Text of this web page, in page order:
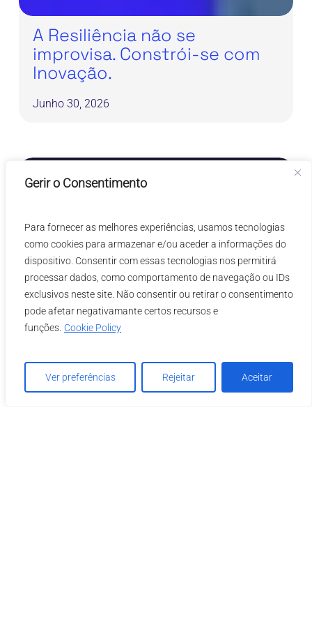
Gerir o Consentimento
Para fornecer as melhores experiências, usamos tecnologias
como cookies para armazenar e/ou aceder a informações do
dispositivo. Consentir com essas tecnologias nos permitirá
processar dados, como comportamento de navegação ou IDs
exclusivos neste site. Não consentir ou retirar o consentimento
pode afetar negativamante certos recursos e
funções. Cookie Policy
Ver preferências Rejeitar Aceitar
A Resiliência não se
improvisa. Constrói-se com
Inovação.
Junho 30, 2026
A
motriz
dos
Recursos
Humanos
Comunicado de Imprensa